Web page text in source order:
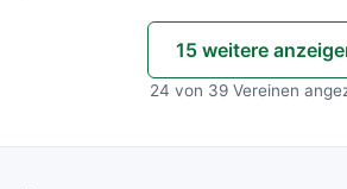
15 weitere
24 von 39 Vereinen